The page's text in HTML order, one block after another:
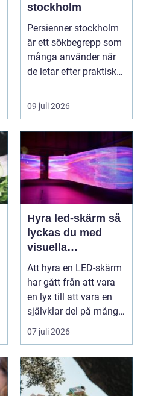
stockholm
Persienner stockholm
är ett sökbegrepp som
många använder när
de letar efter praktiska
09 juli 2026
Hyra led-skärm så
lyckas du med
visuella
upplevelser på
event
Att hyra en LED-skärm
har gått från att vara
en lyx till att vara en
självklar del på många
event, m...
07 juli 2026